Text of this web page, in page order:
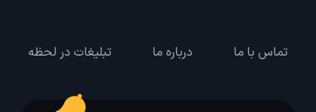
تماس با ما درباره ما تبلیغات در لحظه